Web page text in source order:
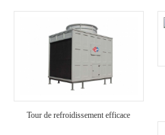
Tour de refroidissement efficace